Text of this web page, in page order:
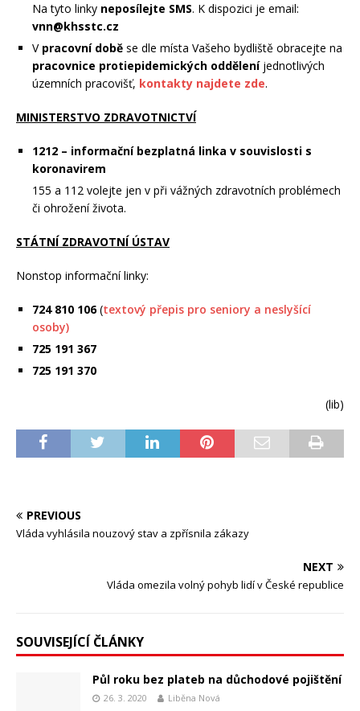
Na tyto linky neposílejte SMS. K dispozici je email:
vnn@khsstc.cz
V pracovní době se dle místa Vašeho bydliště obracejte na
pracovnice protiepidemických odděleníjednotlivých
územních pracovišť, kontakty najdete zde.
MINISTERSTVO ZDRAVOTNICTVÍ
1212 – informační bezplatná linka v souvislosti s
koronavirem
155 a 112 volejte jen v při vážných zdravotních problémech
či ohrožení života.
STÁTNÍ ZDRAVOTNÍ ÚSTAV
Nonstop informační linky:
724 810 106(textový přepis pro seniory a neslyšící
osoby)
725 191 367
725 191 370
(lib)
PREVIOUS
Vláda vyhlásila nouzový stav a zpřísnila zákazy
NEXT
Vláda omezila volný pohyb lidí v České republice
SOUVISEJÍCÍ ČLÁNKY
Půl roku bez plateb na důchodové pojištění
26. 3. 2020 Liběna Nová